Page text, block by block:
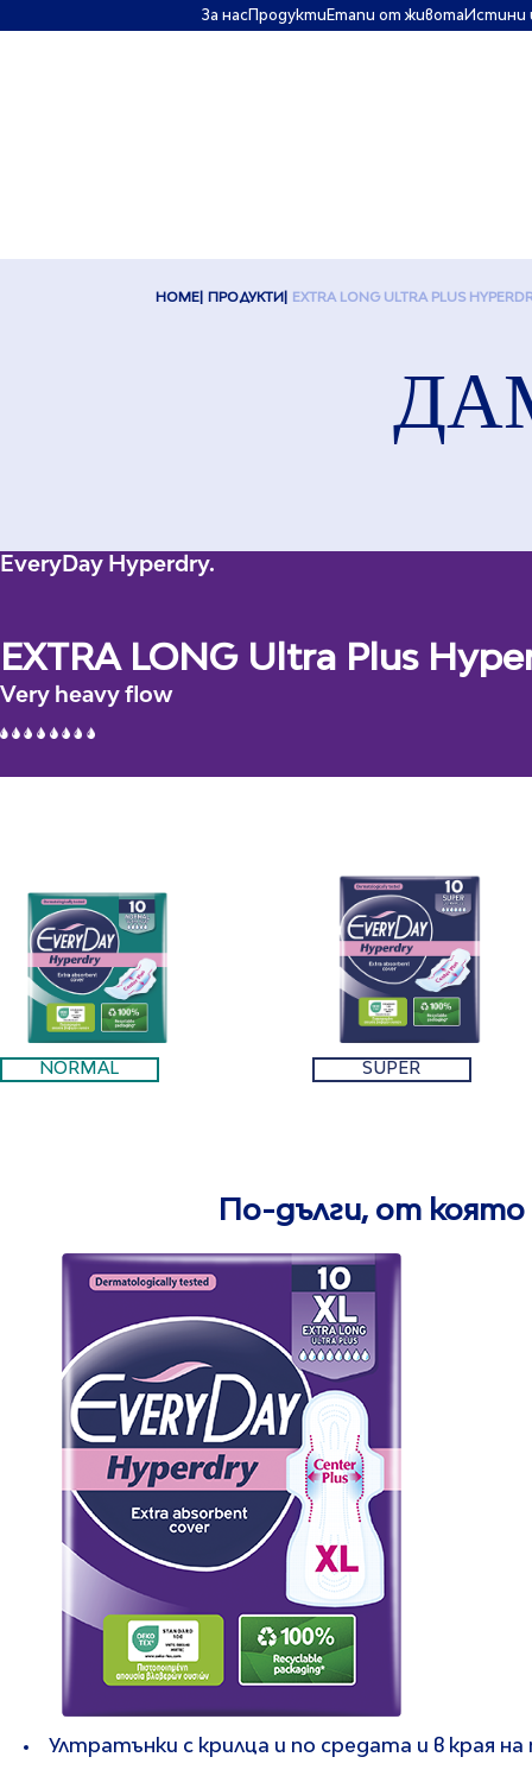
За нас Πродукти Етапи от животаИстини
HOME ПРОДУКТИ EXTRA LONG ULTRA PLUS
EveryDay Hyperdry.
EXTRA LONG Ultra Plus
Very heavy flow
NORMAL SUPER
По-дълги, от която
Ултратънки с крилца и по средата и в края